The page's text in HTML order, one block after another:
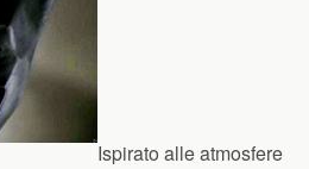
Ispirato alle atmosfere